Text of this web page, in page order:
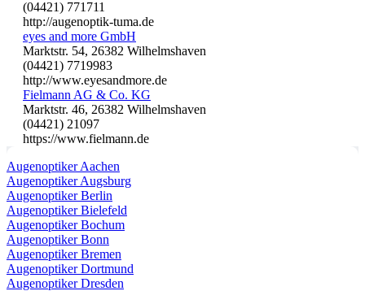
(04421) 771711
http://augenoptik-tuma.de
eyes and more GmbH
Marktstr. 54, 26382 Wilhelmshaven
(04421) 7719983
http://www.eyesandmore.de
Fielmann AG & Co. KG
Marktstr. 46, 26382 Wilhelmshaven
(04421) 21097
https://www.fielmann.de
Augenoptiker Aachen
Augenoptiker Augsburg
Augenoptiker Berlin
Augenoptiker Bielefeld
Augenoptiker Bochum
Augenoptiker Bonn
Augenoptiker Bremen
Augenoptiker Dortmund
Augenoptiker Dresden